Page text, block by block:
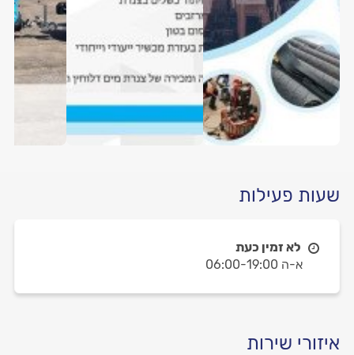
שעות פעילות
לא זמין כעת
א-ה 06:00-19:00
איזורי שירות